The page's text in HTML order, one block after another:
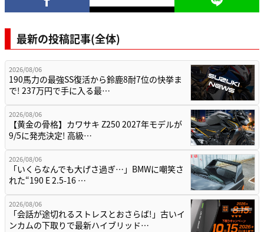
最新の投稿記事(全体)
2026/08/06
190馬力の最強SS復活から鈴鹿8耐7位の快挙ま
で! 237万円で手に入る最…
2026/08/06
【黄金の骨格】カワサキ Z250 2027年モデルが
9/5に発売決定! 高級…
2026/08/06
「いくらなんでも大げさ過ぎ…」BMWに嘲笑さ
れた“190 E 2.5-16 …
2026/08/06
「会話が途切れるストレスとおさらば!」古いイ
ンカムの下取りで最新ハイブリッド…